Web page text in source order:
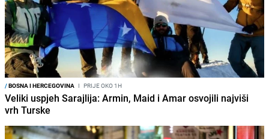
/BOSNA I HERCEGOVINA I PRIJE OKO 1H
Veliki uspjeh Sarajlija: Armin, Maid i Amar osvojili najviši
vrh Turske